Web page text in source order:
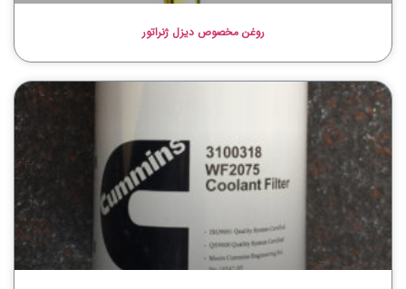
روغن مخصوص دیزل ژنراتور